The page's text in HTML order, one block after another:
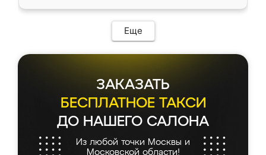
мебель сразу встала на свое место без
каких-либо доработок. Качеством осталась
довольна, все выглядит так, как и ожидала.
Еще
ЗАКАЗАТЬ
БЕСПЛАТНОЕ ТАКСИ
ДО НАШЕГО САЛОНА
Из любой точки Москвы и
Московской области!